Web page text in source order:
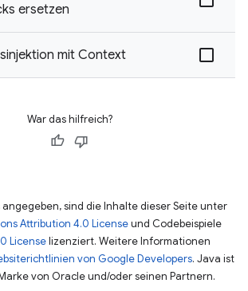
ersetzen
mit Context
War das hilfreich?
sind die Inhalte dieser Seite unter
Attribution 4.0 Licenseund Codebeispiele
Licenselizenziert. Weitere Informationen
von Google Developers. Java ist
von Oracle und/oder seinen Partnern.